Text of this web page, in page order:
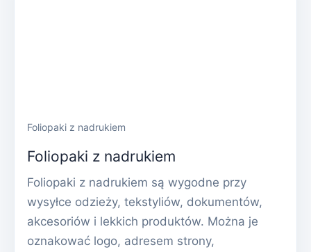
Foliopaki z nadrukiem
Foliopaki z nadrukiem
Foliopaki z nadrukiem są wygodne przy
wysyłce odzieży, tekstyliów, dokumentów,
akcesoriów i lekkich produktów. Można je
oznakować logo, adresem strony,